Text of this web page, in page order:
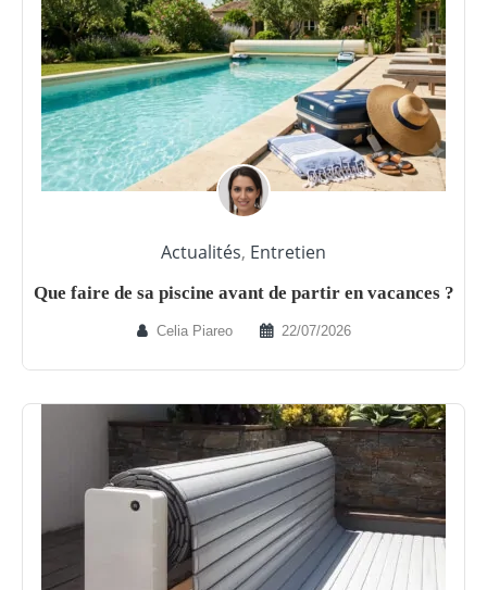
Actualités, Entretien
Que faire de sa piscine avant de partir en vacances ?
Celia Piareo 22/07/2026